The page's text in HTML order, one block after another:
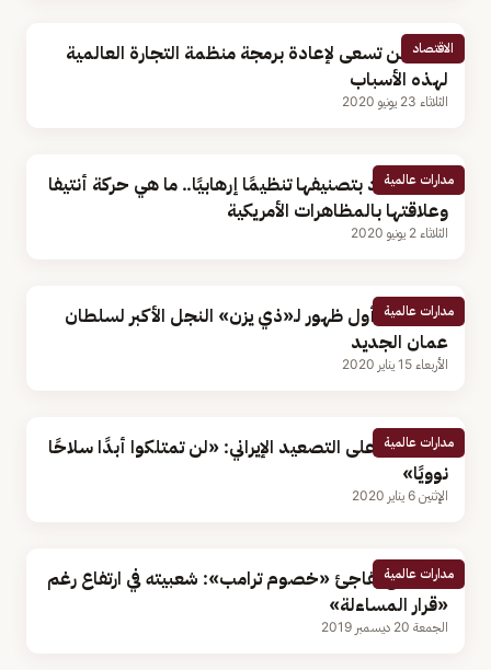
الاقتصاد
واشنطن تسعى لإعادة برمجة منظمة التجارة العالمية
لهذه الأسباب
الثلاثاء 23 يونيو 2020
مدارات عالمية
ترامب هدد بتصنيفها تنظيمًا إرهابيًا.. ما هي حركة أنتيفا
وعلاقتها بالمظاهرات الأمريكية
الثلاثاء 2 يونيو 2020
مدارات عالمية
بالفيديو.. أول ظهور لـ«ذي يزن» النجل الأكبر لسلطان
عمان الجديد
الأربعاء 15 يناير 2020
مدارات عالمية
ترامب يرد على التصعيد الإيراني: «لن تمتلكوا أبدًا سلاحًا
نوويًا»
الإثنين 6 يناير 2020
مدارات عالمية
استطلاع يفاجئ «خصوم ترامب»: شعبيته في ارتفاع رغم
«قرار المساءلة»
الجمعة 20 ديسمبر 2019